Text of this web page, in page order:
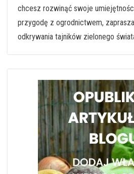
chcesz rozwinąć swoje
przygodę z ogrodnictwem,
odkrywania tajników zielonego